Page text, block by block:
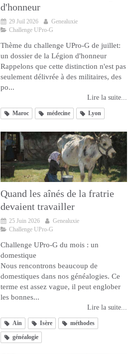
d'honneur
29 Juil 2026
Genealuxie
Challenge UPro-G
Thème du challenge UPro-G de juillet:
un dossier de la Légion d'honneur
Rappelons que cette distinction n'est pas
seulement délivrée à des militaires, des
po...
Lire la suite...
Maroc médecine Lyon
Quand les aînés de la fratrie
devaient travailler
25 Juin 2026
Genealuxie
Challenge UPro-G
Challenge UPro-G du mois : un
domestique
Nous rencontrons beaucoup de
domestiques dans nos généalogies. Ce
terme est assez vague, il peut englober
les bonnes...
Lire la suite...
Ain Isère
méthodes
généalogie